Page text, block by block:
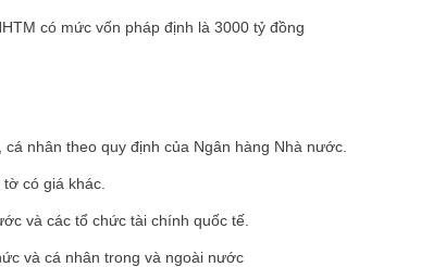
có mức vốn pháp định là 3000 tỷ đồng
nhân theo quy định của Ngân hàng Nhà nước.
có giá khác.
và các tổ chức tài chính quốc tế.
và cá nhân trong và ngoài nước